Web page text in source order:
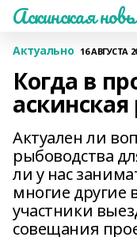
Аскинская новь
Актуально 16 АВГУСТА
Когда в
Актуален ли
рыбоводства
ли у нас
многие другие
участники
совещания